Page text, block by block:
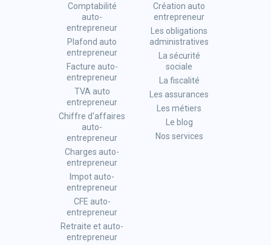
Comptabilité
auto-
entrepreneur
Plafond auto
entrepreneur
Facture auto-
entrepreneur
TVA auto
entrepreneur
Chiffre d'affaires
auto-
entrepreneur
Charges auto-
entrepreneur
Impot auto-
entrepreneur
CFE auto-
entrepreneur
Retraite et auto-
entrepreneur
Création auto
entrepreneur
Les obligations
administratives
La sécurité
sociale
La fiscalité
Les assurances
Les métiers
Le blog
Nos services